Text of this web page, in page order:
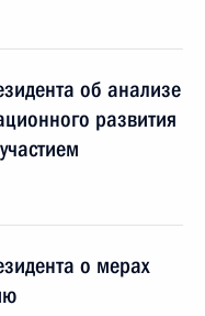
об анализе
развития
о мерах